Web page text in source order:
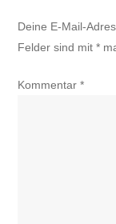
Deine E-Mail-
Felder sind mit*
Kommentar*